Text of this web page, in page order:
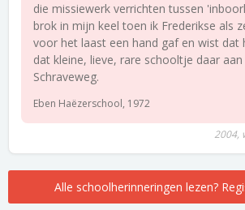
die missiewerk verrichten tussen
brok in mijn keel toen ik Frederikse als
voor het laast een hand gaf en wist dat
dat kleine, lieve, rare schooltje daar aan
Schraveweg.
Eben Haëzerschool, 1972
2004,
Alle schoolherinneringen lezen?